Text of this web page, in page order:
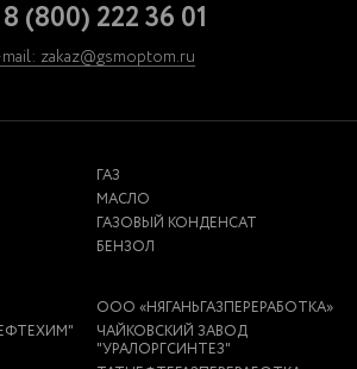
8 (800) 222 36 01
zakaz@gsmoptom.ru
ГАЗ
МАСЛО
ГАЗОВЫЙ КОНДЕНСАТ
БЕНЗОЛ
ООО «НЯГАНЬГАЗПЕРЕРАБОТКА»
ЧАЙКОВСКИЙ ЗАВОД
"УРАЛОРГСИНТЕЗ"